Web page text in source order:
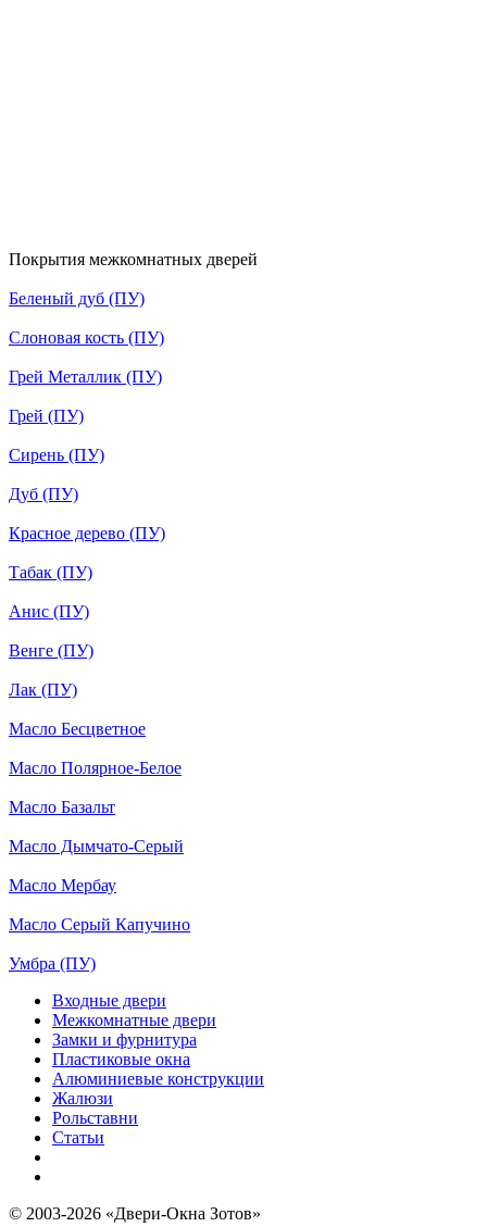
Покрытия межкомнатных дверей
Беленый дуб (ПУ)
Слоновая кость (ПУ)
Грей Металлик (ПУ)
Грей (ПУ)
Сирень (ПУ)
Дуб (ПУ)
Красное дерево (ПУ)
Табак (ПУ)
Анис (ПУ)
Венге (ПУ)
Лак (ПУ)
Масло Бесцветное
Масло Полярное-Белое
Масло Базальт
Масло Дымчато-Серый
Масло Мербау
Масло Серый Капучино
Умбра (ПУ)
Входные двери
Межкомнатные двери
Замки и фурнитура
Пластиковые окна
Алюминиевые конструкции
Жалюзи
Рольставни
Статьи
© 2003-2026 «Двери-Окна Зотов»